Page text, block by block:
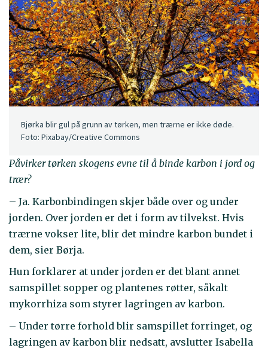
Bjørka blir gul på grunn av tørken, men trærne er ikke døde.
Foto: Pixabay/Creative Commons
Påvirker tørken skogens evne til å binde karbon i jord og
trær?
– Ja. Karbonbindingen skjer både over og under
jorden. Over jorden er det i form av tilvekst. Hvis
trærne vokser lite, blir det mindre karbon bundet i
dem, sier Børja.
Hun forklarer at under jorden er det blant annet
samspillet sopper og plantenes røtter, såkalt
mykorrhiza som styrer lagringen av karbon.
– Under tørre forhold blir samspillet forringet, og
lagringen av karbon blir nedsatt, avslutter Isabella